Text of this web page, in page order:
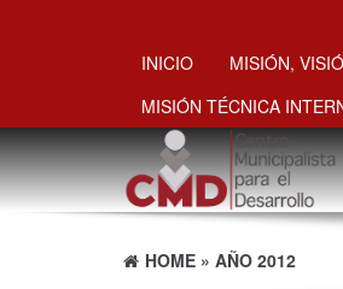
INICIO MISIÓN,
MISIÓN TÉCNICA
HOME » AÑO 2012